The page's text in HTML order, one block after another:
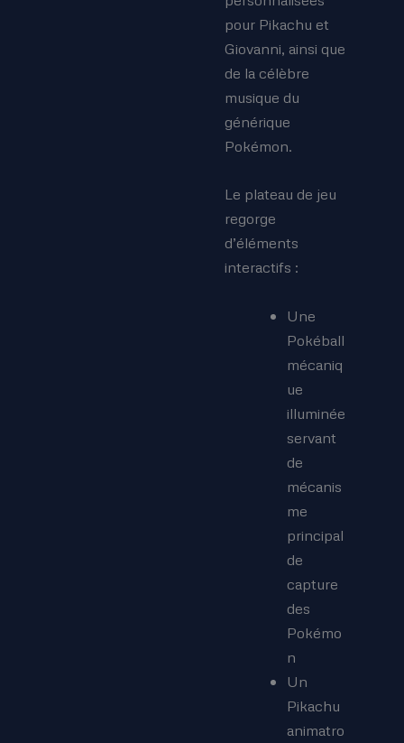
pour Pikachu et
Giovanni, ainsi que
de la célèbre
musique du
générique
Pokémon.
Le plateau de jeu
regorge
d’éléments
interactifs :
Une
Pokéball
mécaniq
ue
illuminée
servant
de
mécanis
me
principal
de
capture
des
Pokémo
n
Un
Pikachu
animatro